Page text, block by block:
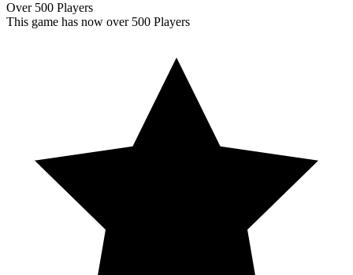
Over 500 Players
This game has now over 500 Players